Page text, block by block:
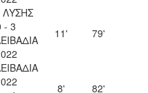
ΛΥΣΗΣ
- 3
11' 79'
8' 82'